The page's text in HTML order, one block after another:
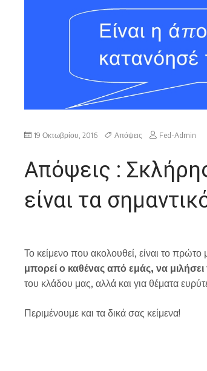
19 Οκτωβρίου, 2016 Απόψεις Fed-Admin
Απόψεις :
είναι τα
Το κείμενο που ακολουθεί, είναι το
μπορεί ο καθένας από εμάς, να
του κλάδου μας, αλλά και για θέματα
Περιμένουμε και τα δικά σας κείμενα!